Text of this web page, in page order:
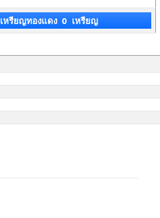
เหรียญทองแดง 0 เหรียญ